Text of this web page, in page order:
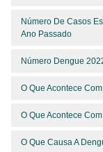
Número De Casos
Ano Passado
Número Dengue
O Que Acontece
O Que Acontece
O Que Causa A